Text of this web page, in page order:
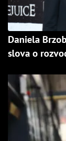
Daniela
slova o